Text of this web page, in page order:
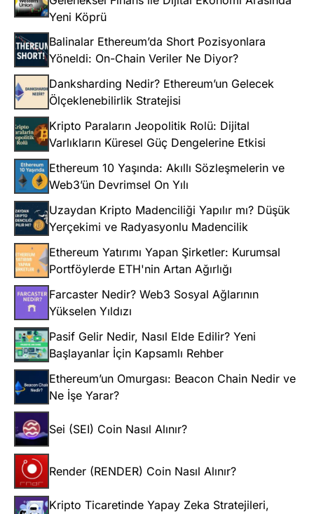
Yeni Köprü
Balinalar Ethereum’da Short Pozisyonlara
Yöneldi: On-Chain Veriler Ne Diyor?
Danksharding Nedir? Ethereum’un Gelecek
Ölçeklenebilirlik Stratejisi
Kripto Paraların Jeopolitik Rolü: Dijital
Varlıkların Küresel Güç Dengelerine Etkisi
Ethereum 10 Yaşında: Akıllı Sözleşmelerin ve
Web3’ün Devrimsel On Yılı
Uzaydan Kripto Madenciliği Yapılır mı? Düşük
Yerçekimi ve Radyasyonlu Madencilik
Ethereum Yatırımı Yapan Şirketler: Kurumsal
Portföylerde ETH'nin Artan Ağırlığı
Farcaster Nedir? Web3 Sosyal Ağlarının
Yükselen Yıldızı
Pasif Gelir Nedir, Nasıl Elde Edilir? Yeni
Başlayanlar İçin Kapsamlı Rehber
Ethereum’un Omurgası: Beacon Chain Nedir ve
Ne İşe Yarar?
Sei (SEI) Coin Nasıl Alınır?
Render (RENDER) Coin Nasıl Alınır?
Kripto Ticaretinde Yapay Zeka Stratejileri,